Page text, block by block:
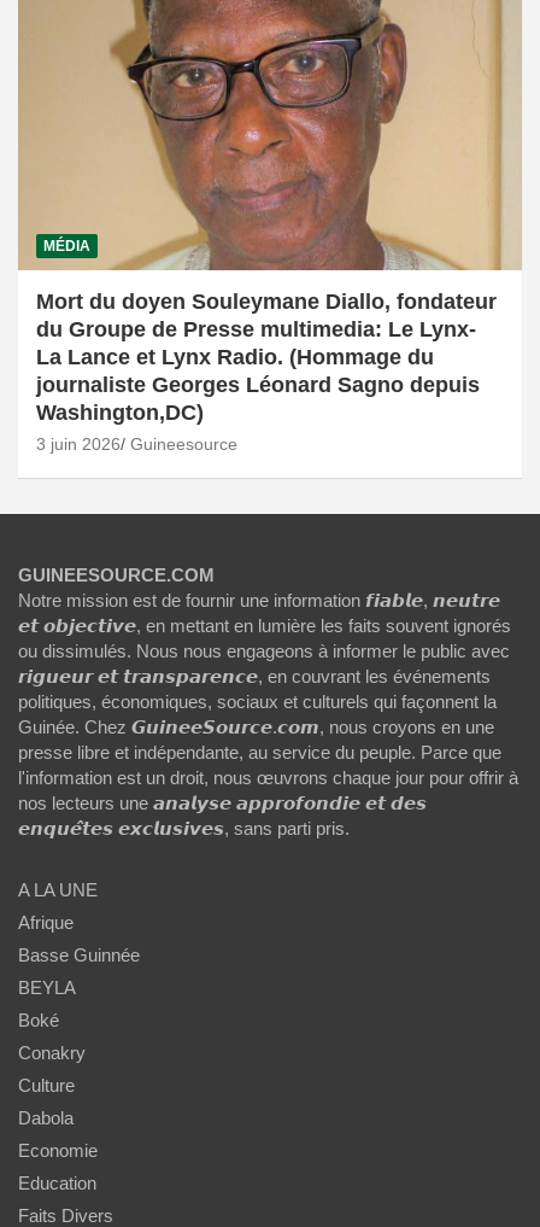
MÉDIA
Mort du doyen Souleymane Diallo, fondateur
du Groupe de Presse multimedia: Le Lynx-
La Lance et Lynx Radio. (Hommage du
journaliste Georges Léonard Sagno depuis
Washington,DC)
3 juin 2026 Guineesource
GUINEESOURCE.COM
Notre mission est de fournir une information 𝙛𝙞𝙖𝙗𝙡𝙚, 𝙣𝙚𝙪𝙩𝙧𝙚
𝙚𝙩 𝙤𝙗𝙟𝙚𝙘𝙩𝙞𝙫𝙚, en mettant en lumière les faits souvent ignorés
ou dissimulés. Nous nous engageons à informer le public avec
𝙧𝙞𝙜𝙪𝙚𝙪𝙧 𝙚𝙩 𝙩𝙧𝙖𝙣𝙨𝙥𝙖𝙧𝙚𝙣𝙘𝙚, en couvrant les événements
politiques, économiques, sociaux et culturels qui façonnent la
Guinée. Chez 𝙂𝙪𝙞𝙣𝙚𝙚𝙎𝙤𝙪𝙧𝙘𝙚.𝙘𝙤𝙢, nous croyons en une
presse libre et indépendante, au service du peuple. Parce que
l'information est un droit, nous œuvrons chaque jour pour offrir à
nos lecteurs une 𝙖𝙣𝙖𝙡𝙮𝙨𝙚 𝙖𝙥𝙥𝙧𝙤𝙛𝙤𝙣𝙙𝙞𝙚 𝙚𝙩 𝙙𝙚𝙨
𝙚𝙣𝙦𝙪𝙚̂𝙩𝙚𝙨 𝙚𝙭𝙘𝙡𝙪𝙨𝙞𝙫𝙚𝙨, sans parti pris.
A LA UNE
Afrique
Basse Guinnée
BEYLA
Boké
Conakry
Culture
Dabola
Economie
Education
Faits Divers